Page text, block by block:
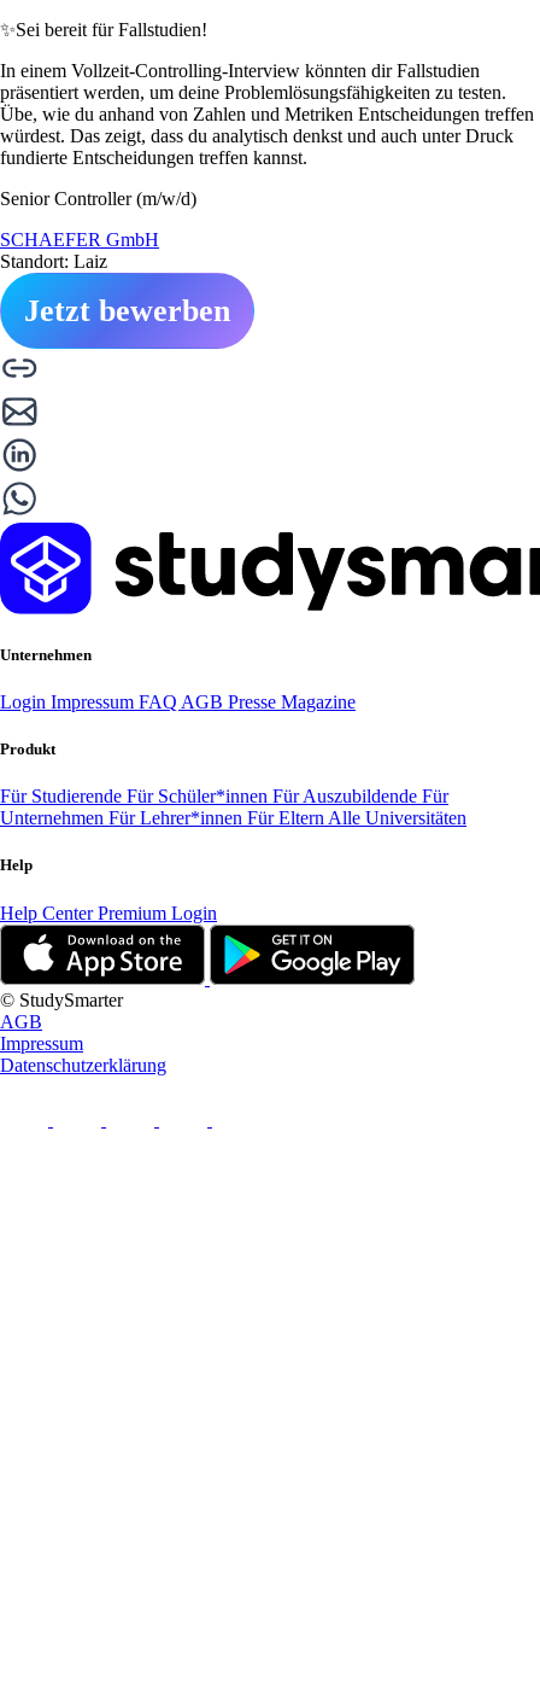
✨Sei bereit für Fallstudien!
In einem Vollzeit-Controlling-Interview könnten dir Fallstudien
präsentiert werden, um deine Problemlösungsfähigkeiten zu testen.
Übe, wie du anhand von Zahlen und Metriken Entscheidungen treffen
würdest. Das zeigt, dass du analytisch denkst und auch unter Druck
fundierte Entscheidungen treffen kannst.
Senior Controller (m/w/d)
SCHAEFER GmbH
Standort: Laiz
Jetzt bewerben
Unternehmen
Login Impressum FAQ AGB Presse Magazine
Produkt
Für Studierende Für Schüler*innen Für Auszubildende Für
Unternehmen Für Lehrer*innen Für Eltern Alle Universitäten
Help
Help CenterPremium Login
© StudySmarter
AGB
Impressum
Datenschutzerklärung